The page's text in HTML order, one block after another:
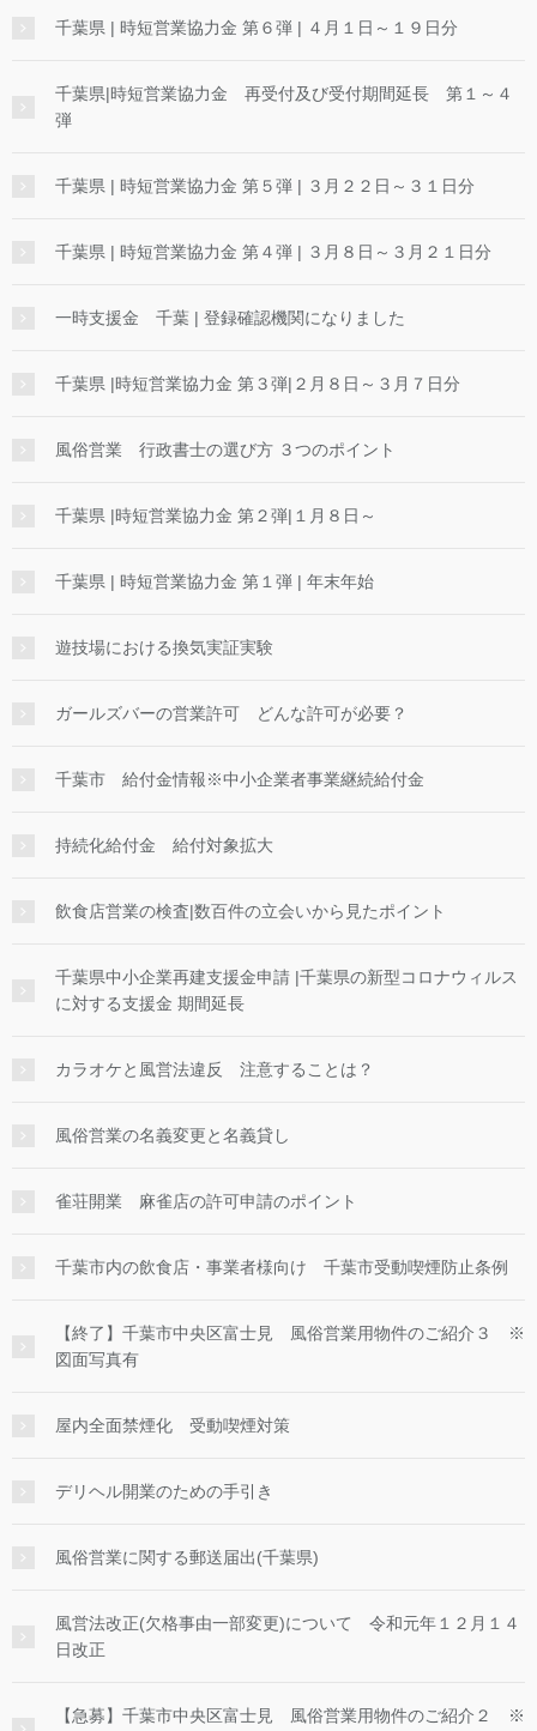
千葉県 | 時短営業協力金 第６弾 | ４月１日～１９日分
千葉県|時短営業協力金 再受付及び受付期間延長 第１～４
弾
千葉県 | 時短営業協力金 第５弾 | ３月２２日～３１日分
千葉県 | 時短営業協力金 第４弾 | ３月８日～３月２１日分
一時支援金 千葉 | 登録確認機関になりました
千葉県 |時短営業協力金 第３弾|２月８日～３月７日分
風俗営業 行政書士の選び方 ３つのポイント
千葉県 |時短営業協力金 第２弾|１月８日～
千葉県 | 時短営業協力金 第１弾 | 年末年始
遊技場における換気実証実験
ガールズバーの営業許可 どんな許可が必要？
千葉市 給付金情報※中小企業者事業継続給付金
持続化給付金 給付対象拡大
飲食店営業の検査|数百件の立会いから見たポイント
千葉県中小企業再建支援金申請 |千葉県の新型コロナウィルス
に対する支援金 期間延長
カラオケと風営法違反 注意することは？
風俗営業の名義変更と名義貸し
雀荘開業 麻雀店の許可申請のポイント
千葉市内の飲食店・事業者様向け 千葉市受動喫煙防止条例
【終了】千葉市中央区富士見 風俗営業用物件のご紹介３ ※
図面写真有
屋内全面禁煙化 受動喫煙対策
デリヘル開業のための手引き
風俗営業に関する郵送届出(千葉県)
風営法改正(欠格事由一部変更)について 令和元年１２月１４
日改正
【急募】千葉市中央区富士見 風俗営業用物件のご紹介２ ※